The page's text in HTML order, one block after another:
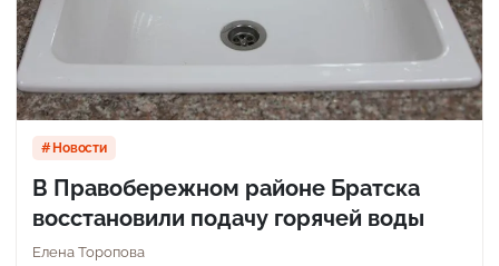
Новости
В Правобережном районе Братска
восстановили подачу горячей воды
Елена Торопова